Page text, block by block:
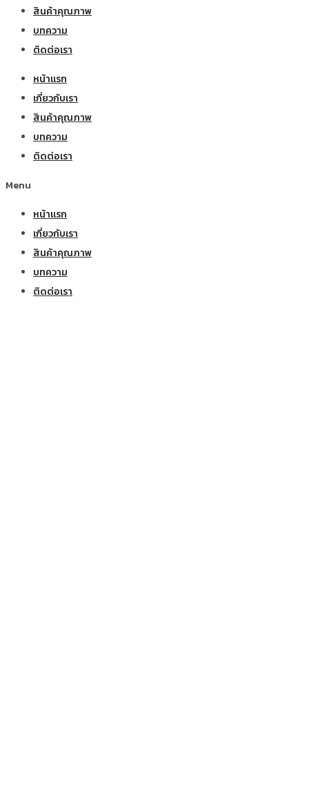
สินค้าคุณภาพ
บทความ
ติดต่อเรา
หน้าแรก
เกี่ยวกับเรา
สินค้าคุณภาพ
บทความ
ติดต่อเรา
Menu
หน้าแรก
เกี่ยวกับเรา
สินค้าคุณภาพ
บทความ
ติดต่อเรา